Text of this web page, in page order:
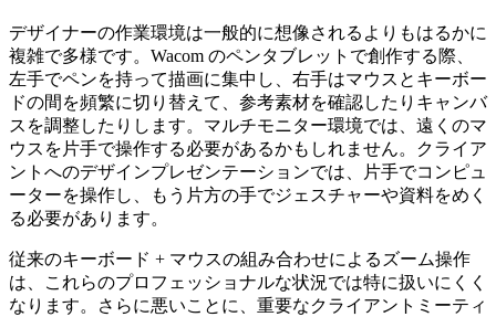
デザイナーの作業環境は一般的に想像されるよりもはるかに
複雑で多様です。Wacom のペンタブレットで創作する際、
左手でペンを持って描画に集中し、右手はマウスとキーボー
ドの間を頻繁に切り替えて、参考素材を確認したりキャンバ
スを調整したりします。マルチモニター環境では、遠くのマ
ウスを片手で操作する必要があるかもしれません。クライア
ントへのデザインプレゼンテーションでは、片手でコンピュ
ーターを操作し、もう片方の手でジェスチャーや資料をめく
る必要があります。
従来のキーボード + マウスの組み合わせによるズーム操作
は、これらのプロフェッショナルな状況では特に扱いにくく
なります。さらに悪いことに、重要なクライアントミーティ